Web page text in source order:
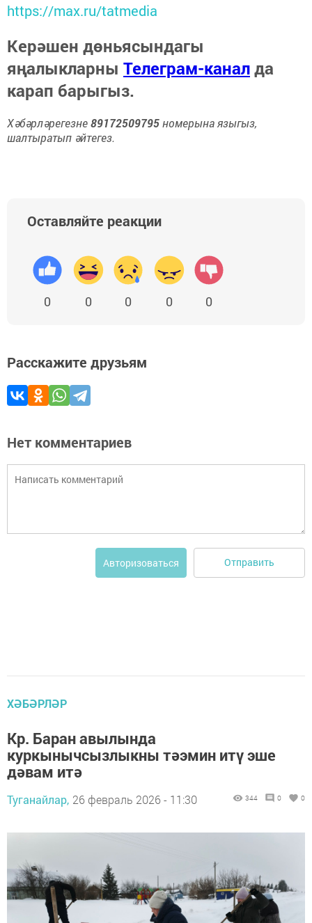
https://max.ru/tatmedia
Керәшен дөньясындагы
яңалыкларны Телеграм-каналда
карап барыгыз.
Хәбәрләрегезне89172509795номерына языгыз,
шалтыратып әйтегез.
Оставляйте реакции
0 0 0 0 0
Расскажите друзьям
Нет комментариев
Авторизоваться Отправить
ХӘБӘРЛӘР
Кр. Баран авылында
куркынычсызлыкны тәэмин итү эше
дәвам итә
Туганайлар, 26 февраль 2026 - 11:30 344 0 0